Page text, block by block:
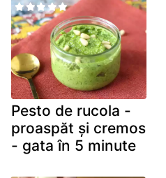
Pesto de rucola -
proaspăt și cremos
- gata în 5 minute